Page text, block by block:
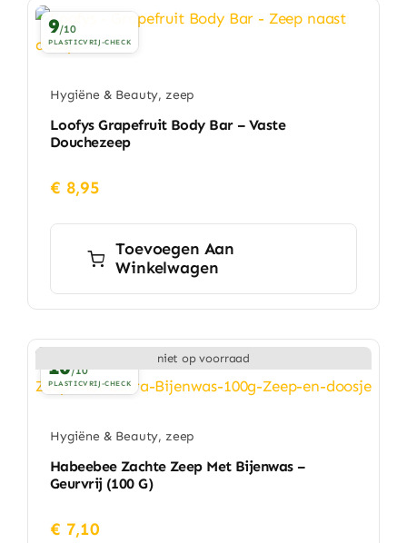
9/10
PLASTICVRIJ-CHECK
Hygiëne & Beauty, zeep
Loofys Grapefruit Body Bar – Vaste
Douchezeep
€ 8,95
Toevoegen Aan
Winkelwagen
niet op voorraad
10/10
PLASTICVRIJ-CHECK
Hygiëne & Beauty, zeep
Habeebee Zachte Zeep Met Bijenwas –
Geurvrij (100 G)
€ 7,10